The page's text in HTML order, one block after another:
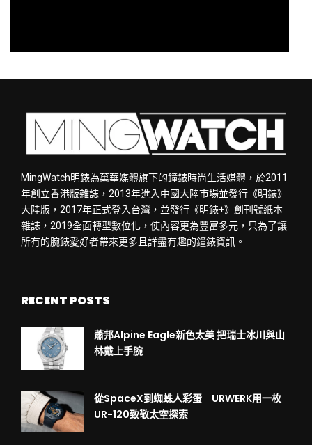
MingWatch明錶為萬華媒體旗下的鐘錶時尚生活媒體，於2011
年創立香港版雜誌，2013年進入中國大陸市場並發行《明錶》
大陸版，2017年正式登入台灣，並發行《明錶+》創刊號紙本
雜誌，2019全面轉型數位化，使內容更為豐富多元，只為了讓
所有的腕錶愛好者帶來更多且詳盡有趣的鐘錶資訊。
RECENT POSTS
蕭邦Alpine Eagle新色太美 把瑞士冰川與山
林戴上手腕
從SpaceX到蜘蛛人彩蛋 URWERK用一枚
UR-120致敬太空探索